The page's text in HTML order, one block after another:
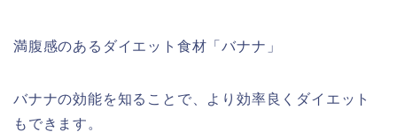
満腹感のあるダイエット食材「バナナ」
バナナの効能を知ることで、より効率良くダイエット
もできます。